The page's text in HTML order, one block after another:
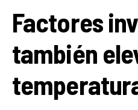
Factores
también